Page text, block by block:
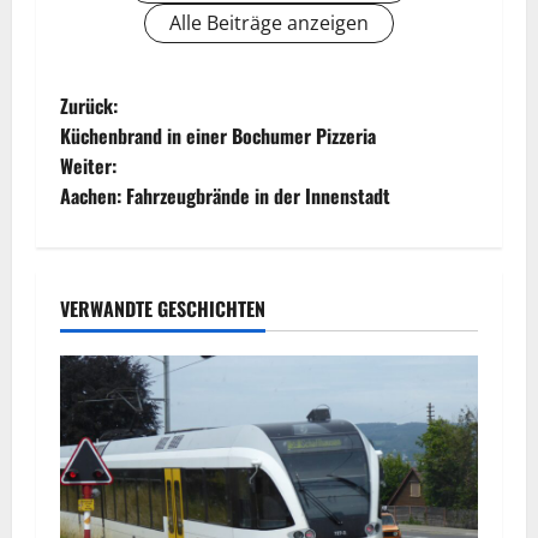
Alle Beiträge anzeigen
B
e
i
r
a
g
s
n
Zurück:
Küchenbrand in einer Bochumer Pizzeria
Weiter:
Aachen: Fahrzeugbrände in der Innenstadt
VERWANDTE GESCHICHTEN